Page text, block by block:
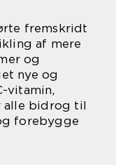
fremskridt
af mere
og
nye og
vitamin,
alle bidrog til
forebygge